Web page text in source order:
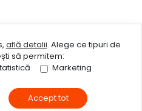
află detalii. Alege ce tipuri de
să permitem:
Marketing
Accept tot